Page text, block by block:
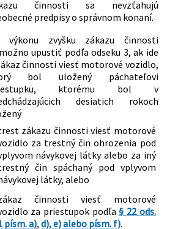
drahých kovov (puncový zákon) a o
zmene niektorých zákonov
Národnej rady Slovenskej republiky č.
233/1995 Z. z. o súdnych exekútoroch a
exekučnej činnosti (Exekučný poriadok)
a o zmene a doplnení ďalších zákonov v
znení neskorších predpisov a ktorým sa
menia a dopĺňajú niektoré zákony
Zákon, ktorým sa mení a dopĺňa zákon
č. 8/2009 Z. z. o cestnej premávke a o
zmene a doplnení niektorých zákonov
v znení neskorších predpisov a ktorým
sa menia a dopĺňajú niektoré zákony
Zákon o pomoci v hmotnej núdzi a o
zmene a doplnení niektorých zákonov
Zákon o výbere mýta za užívanie
činnosti sa nevzťahujú
predpisy o správnom konaní.
výkonu zvyšku zákazu činnosti
upustiť podľa odseku 3, ak ide
činnosti viesť motorové vozidlo,
bol uložený páchateľovi
ktorému bol v
desiatich rokoch
zákazu činnosti viesť motorové
za trestný čin ohrozenia pod
návykovej látky alebo za iný
čin spáchaný pod vplyvom
látky, alebo
činnosti viesť motorové
za priestupok podľa§ 22 ods.
písm. a), d), e) alebo písm. f).